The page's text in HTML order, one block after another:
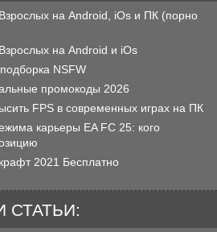
на Android, iOs и ПК (порно
на Android и iOs
NSFW
промокоды 2026
FPS в современных играх на ПК
карьеры EA FC 25: кого
2021 Бесплатно
СТАТЬИ: